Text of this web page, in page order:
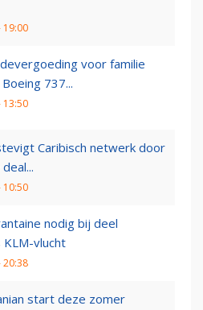
19:00
voor familie
737...
13:50
Caribisch netwerk door
10:50
nodig bij deel
vlucht
20:38
start deze zomer